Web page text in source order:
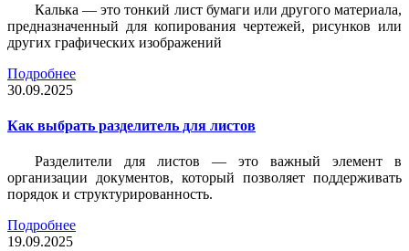
Калька — это тонкий лист бумаги или другого материала,
предназначенный для копирования чертежей, рисунков или
других графических изображений
Подробнее
30.09.2025
Как выбрать разделитель для листов
Разделители для листов — это важный элемент в
организации документов, который позволяет поддерживать
порядок и структурированность.
Подробнее
19.09.2025